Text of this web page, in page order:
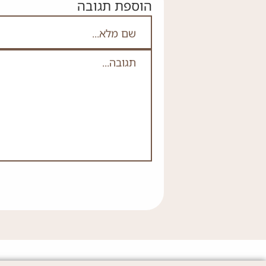
אם אתה לא רובוט אל
הוספת תגובה
שם מלא
תגובה*